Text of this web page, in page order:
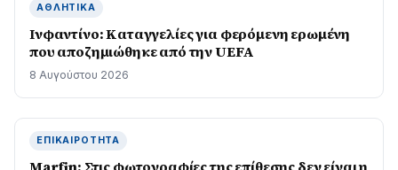
ΑΘΛΗΤΙΚΆ
Ινφαντίνο: Καταγγελίες για φερόμενη ερωμένη
που αποζημιώθηκε από την UEFA
8 Αυγούστου 2026
ΕΠΙΚΑΙΡΌΤΗΤΑ